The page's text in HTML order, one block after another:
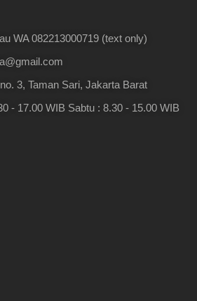
WA 082213000719 (text only)
3, Taman Sari, Jakarta Barat
- 17.00 WIB Sabtu : 8.30 - 15.00 WIB